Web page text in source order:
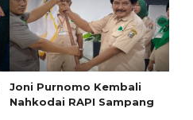
Joni Purnomo Kembali
Nahkodai RAPI Sampang